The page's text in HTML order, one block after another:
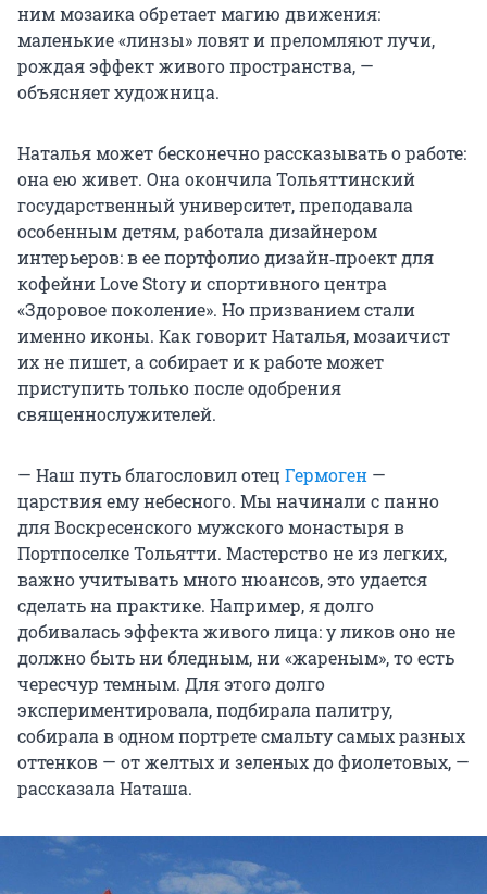
ним мозаика обретает магию движения:
маленькие «линзы» ловят и преломляют лучи,
рождая эффект живого пространства, —
объясняет художница.
Наталья может бесконечно рассказывать о работе:
она ею живет. Она окончила Тольяттинский
государственный университет, преподавала
особенным детям, работала дизайнером
интерьеров: в ее портфолио дизайн‑проект для
кофейни Love Story и спортивного центра
«Здоровое поколение». Но призванием стали
именно иконы. Как говорит Наталья, мозаичист
их не пишет, а собирает и к работе может
приступить только после одобрения
священнослужителей.
— Наш путь благословил отец Гермоген —
царствия ему небесного. Мы начинали с панно
для Воскресенского мужского монастыря в
Портпоселке Тольятти. Мастерство не из легких,
важно учитывать много нюансов, это удается
сделать на практике. Например, я долго
добивалась эффекта живого лица: у ликов оно не
должно быть ни бледным, ни «жареным», то есть
чересчур темным. Для этого долго
экспериментировала, подбирала палитру,
собирала в одном портрете смальту самых разных
оттенков — от желтых и зеленых до фиолетовых, —
рассказала Наташа.